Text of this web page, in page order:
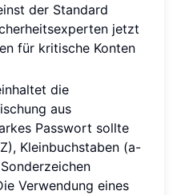
der Standard
jetzt
für kritische Konten
die
aus
Passwort sollte
Kleinbuchstaben (a-
Verwendung eines